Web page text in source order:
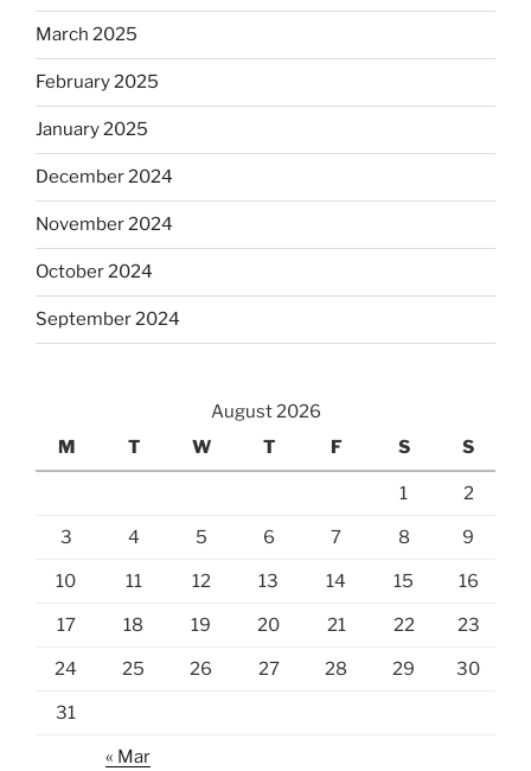
March 2025
February 2025
January 2025
December 2024
November 2024
October 2024
September 2024
August 2026
M
T W T F S S
1 2
3 4 5 6 7 8 9
10 11 12 13 14 15 16
17 18 19 20 21 22 23
24 25 26 27 28 29 30
31
« Mar